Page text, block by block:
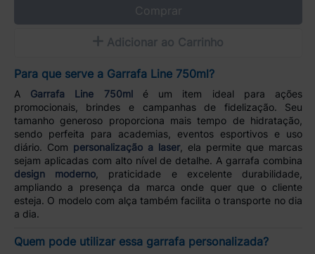
Comprar
Adicionar ao Carrinho
Para que serve a Garrafa Line 750ml?
A Garrafa Line 750mlé um item ideal para ações
promocionais, brindes e campanhas de fidelização. Seu
tamanho generoso proporciona mais tempo de hidratação,
sendo perfeita para academias, eventos esportivos e uso
diário. Com personalização a laser, ela permite que marcas
sejam aplicadas com alto nível de detalhe. A garrafa combina
design moderno , praticidade e excelente durabilidade,
ampliando a presença da marca onde quer que o cliente
esteja. O modelo com alça também facilita o transporte no dia
a dia.
Quem pode utilizar essa garrafa personalizada?